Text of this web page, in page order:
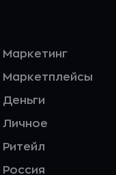
Маркетинг
Маркетплейсы
Деньги
Личное
Ритейл
Россия